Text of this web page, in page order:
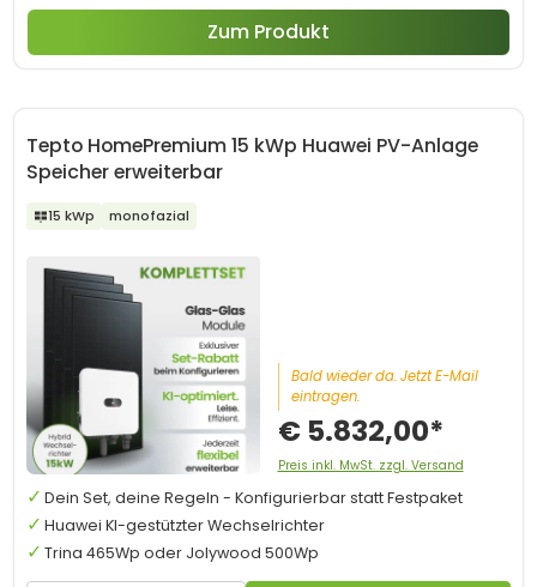
Zum Produkt
Tepto HomePremium 15 kWp Huawei PV-Anlage
Speicher erweiterbar
15 kWp monofazial
Bald wieder da. Jetzt E-Mail
eintragen.
€ 5.832,00*
Preis inkl. MwSt. zzgl. Versand
Dein Set, deine Regeln - Konfigurierbar statt Festpaket
Huawei KI-gestützter Wechselrichter
Trina 465Wp oder Jolywood 500Wp